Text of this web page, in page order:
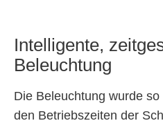
Intelligente,
Beleuchtung
Die Beleuchtung wurde
den Betriebszeiten der